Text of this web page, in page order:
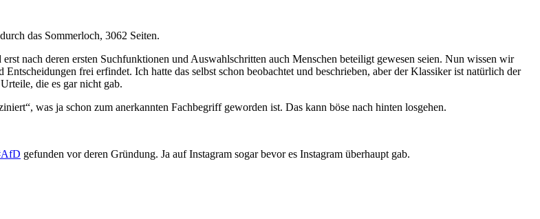
das Sommerloch, 3062 Seiten.
nach deren ersten Suchfunktionen und Auswahlschritten auch Menschen beteiligt gewesen seien. Nun wissen wir
frei erfindet. Ich hatte das selbst schon beobachtet und beschrieben, aber der Klassiker ist natürlich der
die es gar nicht gab.
was ja schon zum anerkannten Fachbegriff geworden ist. Das kann böse nach hinten losgehen.
gefunden vor deren Gründung. Ja auf Instagram sogar bevor es Instagram überhaupt gab.